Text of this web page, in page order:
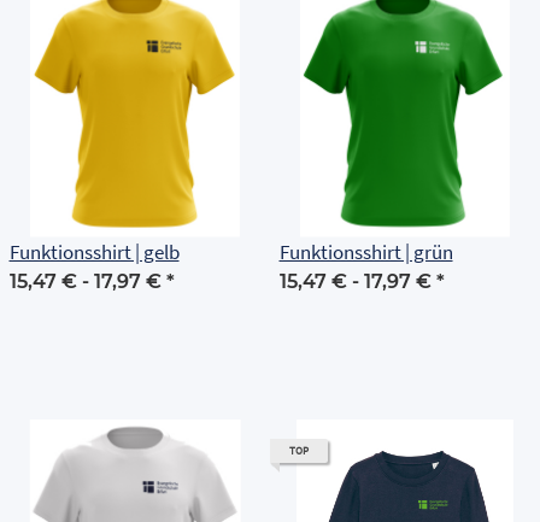
Funktionsshirt | gelb
15,47 € - 17,97 € *
Funktionsshirt | grün
15,47 € - 17,97 € *
TOP